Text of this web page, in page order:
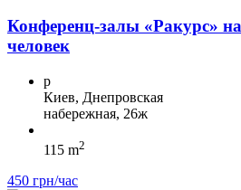
Конференц-залы «Ракурс»
человек
p
Киев, Днепровская
набережная, 26ж
115 m2
450 грн/час